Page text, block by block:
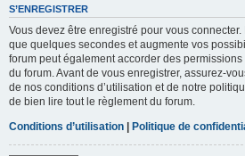
S’ENREGISTRER
Vous devez être enregistré pour vous connecter.
que quelques secondes et augmente vos
forum peut également accorder des
du forum. Avant de vous enregistrer, assurez-
de nos conditions d’utilisation et de notre
de bien lire tout le règlement du forum.
Conditions d’utilisation | Politique de